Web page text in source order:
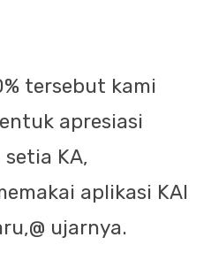
tersebut kami
apresiasi
KA,
aplikasi KAI
ujarnya.